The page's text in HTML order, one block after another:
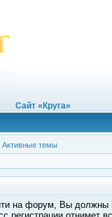
Сайт «Круга»
Активные темы
на форум, Вы должны